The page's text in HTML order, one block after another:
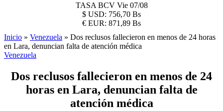
TASA BCV Vie 07/08
$ USD: 756,70 Bs
€ EUR: 871,89 Bs
Inicio » Venezuela » Dos reclusos fallecieron en menos de 24 horas
en Lara, denuncian falta de atención médica
Venezuela
Dos reclusos fallecieron en menos de 24
horas en Lara, denuncian falta de
atención médica